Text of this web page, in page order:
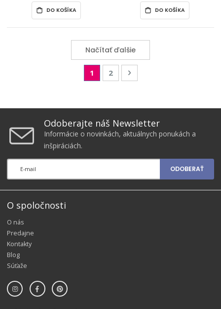
DO KOŠÍKA DO KOŠÍKA
Načítať ďalšie
PageYou're currently reading page
1 Page
2 Page
Nasledujúca
Odoberajte náš Newsletter
Informácie o novinkách, aktuálnych ponukách a
inšpiráciách.
ODOBERAŤ
O spoločnosti
O nás
Predajne
Kontakty
Blog
Súťaže